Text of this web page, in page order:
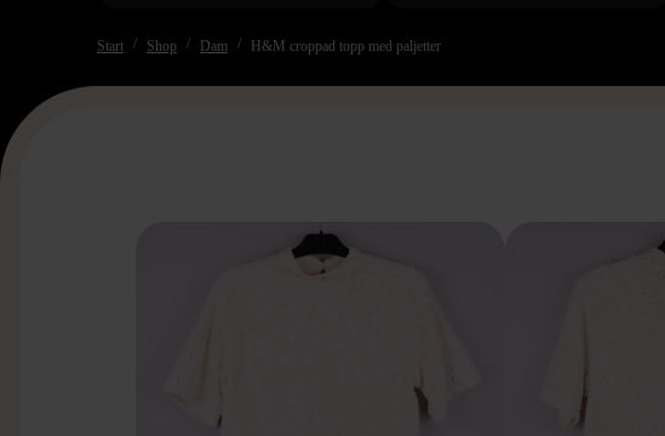
Start Shop Dam H&M croppad topp med paljetter